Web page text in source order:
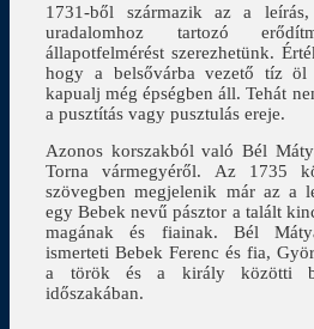
1731-ből származik az a
uradalomhoz tartozó
állapotfelmérést szerezhetünk.
hogy a belsővárba vezető tíz öl
kapualj még épségben áll. Tehát
a pusztítás vagy pusztulás ereje.
Azonos korszakból való Bél
Torna vármegyéről. Az 1735
szövegben megjelenik már az a
egy Bebek nevű pásztor a talált
magának és fiainak. Bél
ismerteti Bebek Ferenc és fia,
a török és a király közötti
időszakában.